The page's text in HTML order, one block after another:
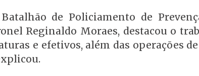
de Policiamento de
Reginaldo Moraes, destacou o
e efetivos, além das operações